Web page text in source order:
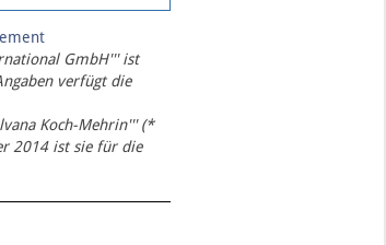
GmbH''' ist
verfügt die
Koch-Mehrin''' (*
2014 ist sie für die